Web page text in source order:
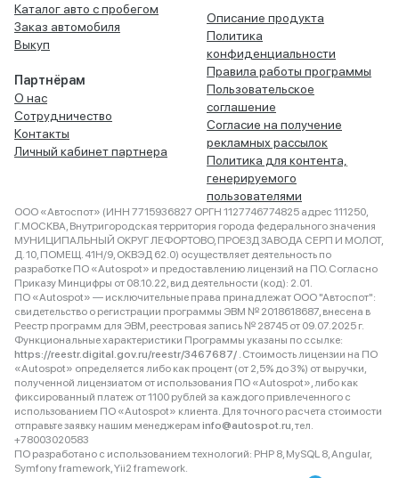
Каталог авто с пробегом
Заказ автомобиля
Выкуп
Партнёрам
О нас
Сотрудничество
Контакты
Личный кабинет партнера
Описание продукта
Политика
конфиденциальности
Правила работы программы
Пользовательское
соглашение
Согласие на получение
рекламных рассылок
Политика для контента,
генерируемого
пользователями
ООО «Автоспот» (ИНН 7715936827 ОРГН 1127746774825 адрес 111250,
Г.МОСКВА, Внутригородская территория города федерального значения
МУНИЦИПАЛЬНЫЙ ОКРУГ ЛЕФОРТОВО, ПРОЕЗД ЗАВОДА СЕРП И МОЛОТ,
Д. 10, ПОМЕЩ. 41Н/9, ОКВЭД 62.0) осуществляет деятельность по
разработке ПО «Autospot» и предоставлению лицензий на ПО. Согласно
Приказу Минцифры от 08.10.22, вид деятельности (код): 2.01.
ПО «Autospot» — исключительные права принадлежат ООО "Автоспот":
свидетельство о регистрации программы ЭВМ № 2018618687, внесена в
Реестр программ для ЭВМ, реестровая запись № 28745 от 09.07.2025 г.
Функциональные характеристики Программы указаны по ссылке:
https://reestr.digital.gov.ru/reestr/3467687/ . Стоимость лицензии на ПО
«Autospot» определяется либо как процент (от 2,5% до 3%) от выручки,
полученной лицензиатом от использования ПО «Autospot», либо как
фиксированный платеж от 1100 рублей за каждого привлеченного с
использованием ПО «Autospot» клиента. Для точного расчета стоимости
отправьте заявку нашим менеджерам info@autospot.ru, тел.
+78003020583
ПО разработано с использованием технологий: PHP 8, MySQL 8, Angular,
Symfony framework, Yii2 framework.